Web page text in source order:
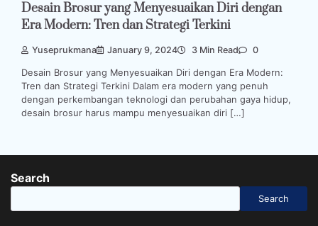
Desain Brosur yang Menyesuaikan Diri dengan
Era Modern: Tren dan Strategi Terkini
Yuseprukmana January 9, 2024 3 Min Read 0
Desain Brosur yang Menyesuaikan Diri dengan Era Modern:
Tren dan Strategi Terkini Dalam era modern yang penuh
dengan perkembangan teknologi dan perubahan gaya hidup,
desain brosur harus mampu menyesuaikan diri […]
Search
Search